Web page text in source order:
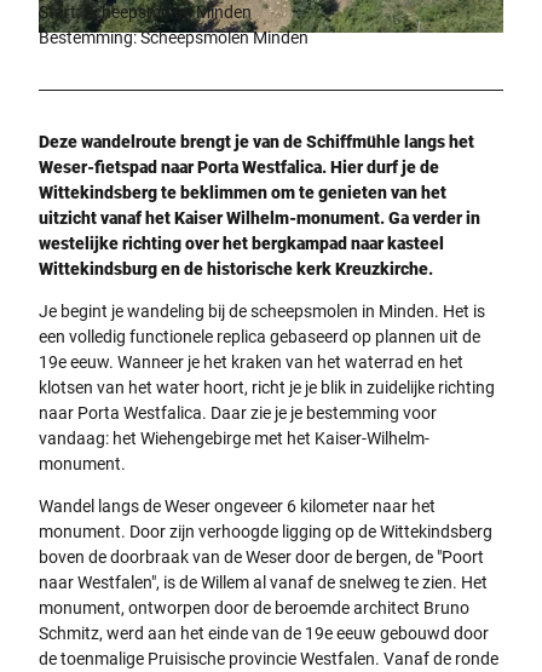
© Sarah-Kristin Büscher, Unbekannt
Start: Scheepsmolen Minden
Bestemming: Scheepsmolen Minden
Deze wandelroute brengt je van de Schiffmühle langs het
Weser-fietspad naar Porta Westfalica. Hier durf je de
Wittekindsberg te beklimmen om te genieten van het
uitzicht vanaf het Kaiser Wilhelm-monument. Ga verder in
westelijke richting over het bergkampad naar kasteel
Wittekindsburg en de historische kerk Kreuzkirche.
Je begint je wandeling bij de scheepsmolen in Minden. Het is
een volledig functionele replica gebaseerd op plannen uit de
19e eeuw. Wanneer je het kraken van het waterrad en het
klotsen van het water hoort, richt je je blik in zuidelijke richting
naar Porta Westfalica. Daar zie je je bestemming voor
vandaag: het Wiehengebirge met het Kaiser-Wilhelm-
monument.
Wandel langs de Weser ongeveer 6 kilometer naar het
monument. Door zijn verhoogde ligging op de Wittekindsberg
boven de doorbraak van de Weser door de bergen, de "Poort
naar Westfalen", is de Willem al vanaf de snelweg te zien. Het
monument, ontworpen door de beroemde architect Bruno
Schmitz, werd aan het einde van de 19e eeuw gebouwd door
de toenmalige Pruisische provincie Westfalen. Vanaf de ronde